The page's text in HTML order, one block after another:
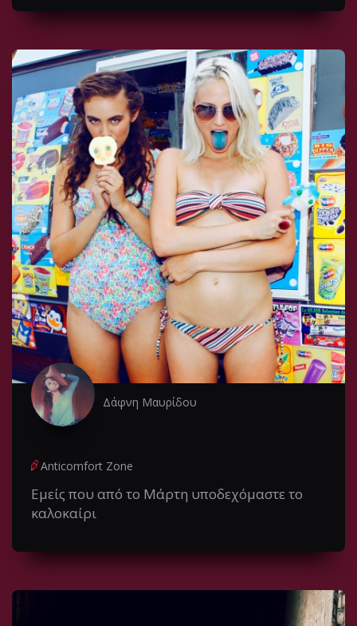
Δάφνη Μαυρίδου
Anticomfort Zone
Εμείς που από το Μάρτη υποδεχόμαστε το
καλοκαίρι